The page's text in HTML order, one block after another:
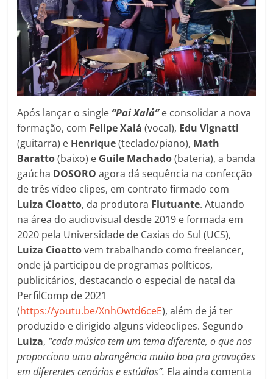
Após lançar o single “Pai Xalá”e consolidar a nova
formação, com Felipe Xalá (vocal), Edu Vignatti
(guitarra) e Henrique(teclado/piano), Math
Baratto(baixo) e Guile Machado(bateria), a banda
gaúcha DOSOROagora dá sequência na confecção
de três vídeo clipes, em contrato firmado com
Luiza Cioatto, da produtora Flutuante. Atuando
na área do audiovisual desde 2019 e formada em
2020 pela Universidade de Caxias do Sul (UCS),
Luiza Cioattovem trabalhando como freelancer,
onde já participou de programas políticos,
publicitários, destacando o especial de natal da
PerfilComp de 2021
(https://youtu.be/XnhOwtd6ceE), além de já ter
produzido e dirigido alguns videoclipes. Segundo
Luiza, “cada música tem um tema diferente, o que nos
proporciona uma abrangência muito boa pra gravações
em diferentes cenários e estúdios”. Ela ainda comenta